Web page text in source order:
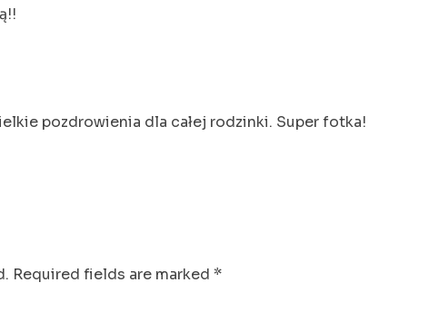
pozdrowienia dla całej rodzinki. Super fotka!
Required fields are marked *